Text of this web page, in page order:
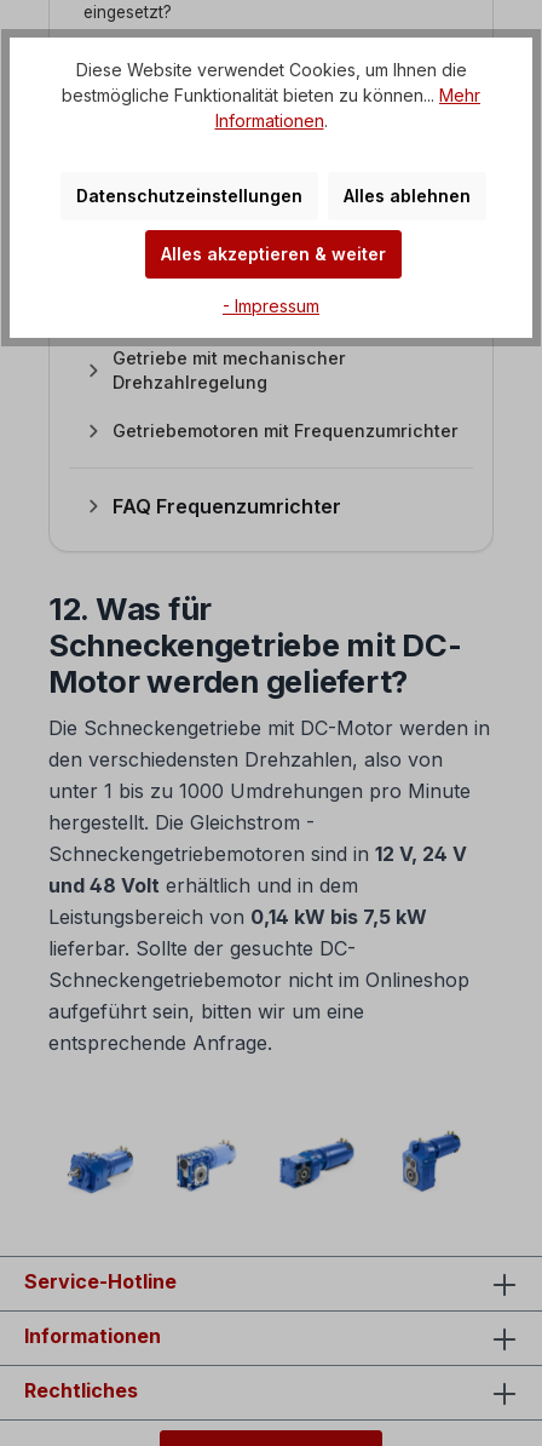
eingesetzt?
mit aufgebautem FU ?
Stirnradgetriebemotoren
Aufsteckgetriebemotoren
Planetengetriebemotoren
Schwerlast Industriegetriebe
Getriebe mit mechanischer
Drehzahlregelung
Getriebemotoren mit Frequenzumrichter
FAQ Frequenzumrichter
12. Was für
Schneckengetriebe mit DC-
Motor werden geliefert?
Die Schneckengetriebe mit DC-Motor werden in
den verschiedensten Drehzahlen, also von
unter 1 bis zu 1000 Umdrehungen pro Minute
hergestellt. Die Gleichstrom -
Schneckengetriebemotoren sind in 12 V, 24 V
und 48 Volt erhältlich und in dem
Leistungsbereich von 0,14 kW bis 7,5 kW
lieferbar. Sollte der gesuchte DC-
Schneckengetriebemotor nicht im Onlineshop
aufgeführt sein, bitten wir um eine
entsprechende Anfrage.
Service-Hotline
Informationen
Rechtliches
Diese Website verwendet Cookies, um Ihnen die
bestmögliche Funktionalität bieten zu können... Mehr
Informationen.
Datenschutzeinstellungen Alles ablehnen
Alles akzeptieren & weiter
- Impressum